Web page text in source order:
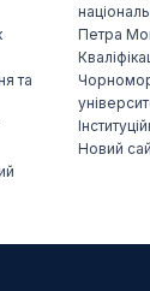
та
Петра
Новий